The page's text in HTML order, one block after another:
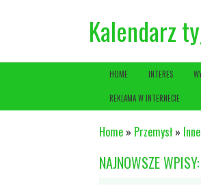
Kalendarz
HOME INTERES
REKLAMA W INTERNECIE
Home » Przemysł »
NAJNOWSZE WPISY: